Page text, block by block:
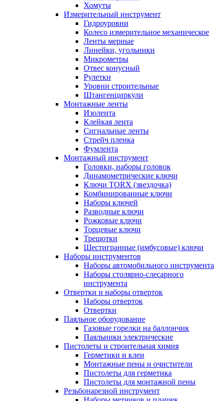
Хомуты
Измерительный инструмент
Гидроуровни
Колесо измерительное механическое
Ленты мерные
Линейки, угольники
Микрометры
Отвес конусный
Рулетки
Уровни строительные
Штангенциркули
Монтажные ленты
Изолента
Клейкая лента
Сигнальные ленты
Стрейч пленка
Фумлента
Монтажный инструмент
Головки, наборы головок
Динамометрические ключи
Ключи TORX (звездочка)
Комбинированные ключи
Наборы ключей
Разводные ключи
Рожковые ключи
Торцевые ключи
Трещотки
Шестигранные (имбусовые) ключи
Наборы инструментов
Наборы автомобильного инструмента
Наборы столярно-слесарного
инструмента
Отвертки и наборы отверток
Наборы отверток
Отвертки
Паяльное оборудование
Газовые горелки на баллончик
Паяльники электрические
Пистолеты и строительная химия
Герметики и клеи
Монтажные пены и очистители
Пистолеты для герметика
Пистолеты для монтажной пены
Резьбонарезной инструмент